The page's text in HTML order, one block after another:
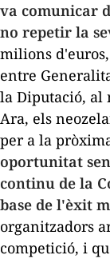
va comunicar
no repetir la
milions
entre
la Diputació, al
Ara, els
per a la
oportunitat
continu de la
base de l'èxit
organitzadors
competició, i